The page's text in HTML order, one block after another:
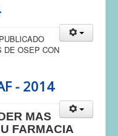
DE OSEP CON
- 2014
MAS
FARMACIA